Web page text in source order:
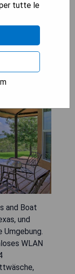
Access
and Boat
und
Umgebung.
WLAN
tutte le